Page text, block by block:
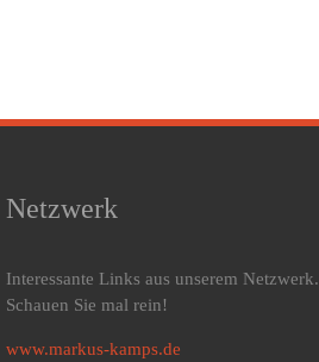
Netzwerk
Interessante Links aus unserem Netzwerk.
Schauen Sie mal rein!
www.markus-kamps.de